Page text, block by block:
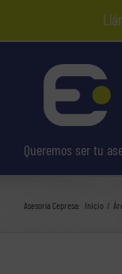
contenido
Queremos ser tu
Asesoría Cepresa: Inicio